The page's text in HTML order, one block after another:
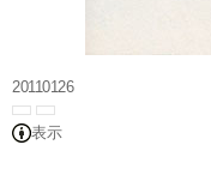
20110126
表示